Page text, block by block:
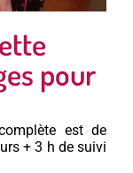
pour
est de
+ 3 h de suivi